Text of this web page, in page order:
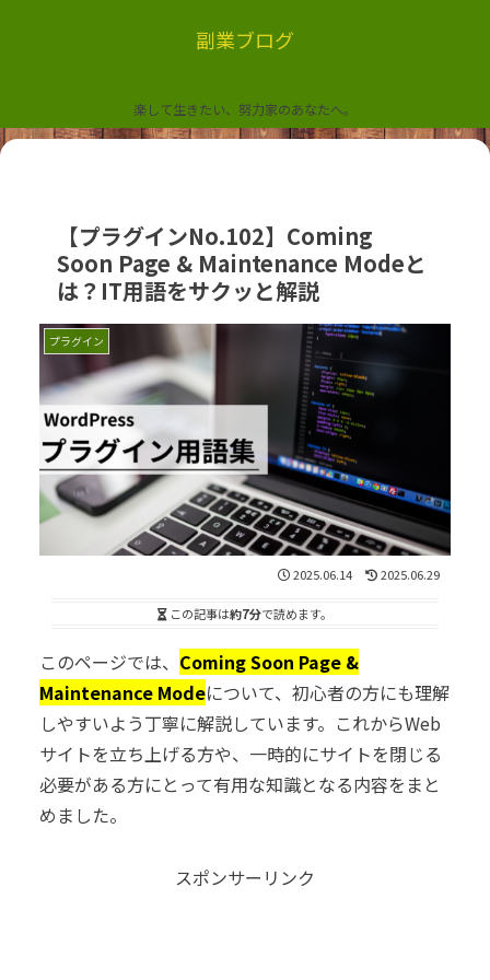
副業ブログ
楽して生きたい、努力家のあなたへ。
【プラグインNo.102】Coming
Soon Page & Maintenance Modeと
は？IT用語をサクッと解説
プラグイン
2025.06.14 2025.06.29
この記事は約7分で読めます。
このページでは、 Coming Soon Page &
Maintenance Modeについて、初心者の方にも理解
しやすいよう丁寧に解説しています。これからWeb
サイトを立ち上げる方や、一時的にサイトを閉じる
必要がある方にとって有用な知識となる内容をまと
めました。
スポンサーリンク